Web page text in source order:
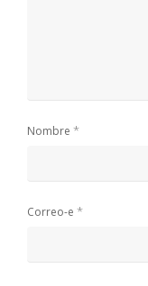
Nombre *
Correo-e *